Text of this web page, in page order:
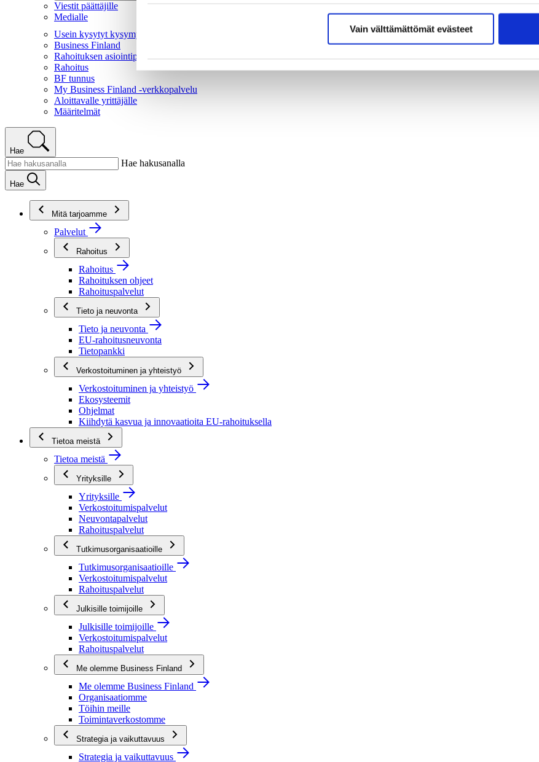
Vain välttämättömät evästeet
Viestit päättäjille
Medialle
Usein kysytyt kysymykset
Business Finland
Rahoituksen asiointipalvelu
Rahoitus
BF tunnus
My Business Finland -verkkopalvelu
Aloittavalle yrittäjälle
Määritelmät
Hae
Hae hakusanalla
Hae
Mitä tarjoamme
Palvelut
Rahoitus
Rahoitus
Rahoituksen ohjeet
Rahoituspalvelut
Tieto ja neuvonta
Tieto ja neuvonta
EU-rahoitusneuvonta
Tietopankki
Verkostoituminen ja yhteistyö
Verkostoituminen ja yhteistyö
Ekosysteemit
Ohjelmat
Kiihdytä kasvua ja innovaatioita EU-rahoituksella
Tietoa meistä
Tietoa meistä
Yrityksille
Yrityksille
Verkostoitumispalvelut
Neuvontapalvelut
Rahoituspalvelut
Tutkimusorganisaatioille
Tutkimusorganisaatioille
Verkostoitumispalvelut
Rahoituspalvelut
Julkisille toimijoille
Julkisille toimijoille
Verkostoitumispalvelut
Rahoituspalvelut
Me olemme Business Finland
Me olemme Business Finland
Organisaatiomme
Töihin meille
Toimintaverkostomme
Strategia ja vaikuttavuus
Strategia ja vaikuttavuus